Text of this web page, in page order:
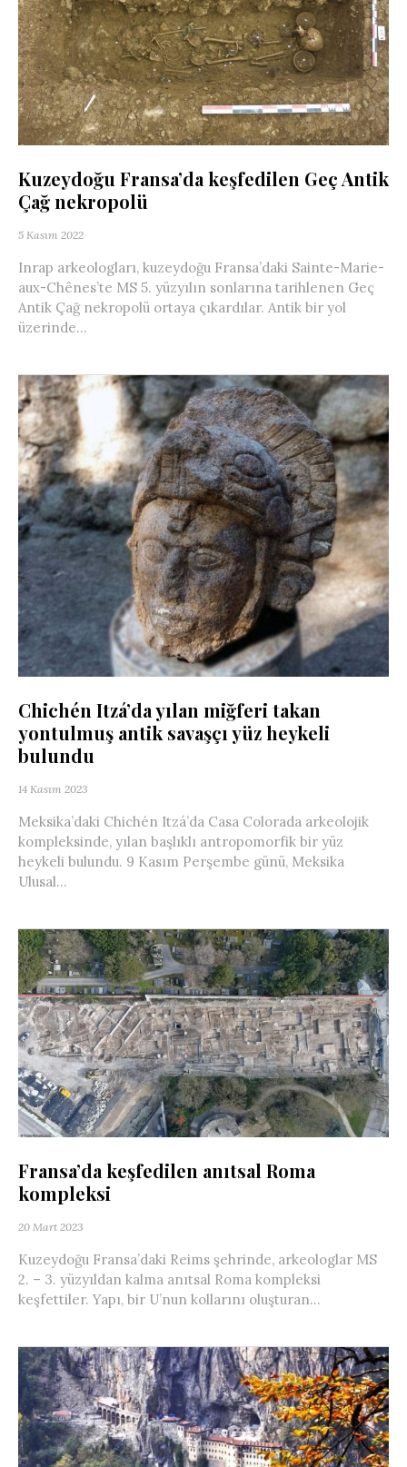
Kuzeydoğu Fransa’da keşfedilen Geç Antik
Çağ nekropolü
5 Kasım 2022
Inrap arkeologları, kuzeydoğu Fransa’daki Sainte-Marie-
aux-Chênes’te MS 5. yüzyılın sonlarına tarihlenen Geç
Antik Çağ nekropolü ortaya çıkardılar. Antik bir yol
üzerinde...
Chichén Itzá’da yılan miğferi takan
yontulmuş antik savaşçı yüz heykeli
bulundu
14 Kasım 2023
Meksika’daki Chichén Itzá’da Casa Colorada arkeolojik
kompleksinde, yılan başlıklı antropomorfik bir yüz
heykeli bulundu. 9 Kasım Perşembe günü, Meksika
Ulusal...
Fransa’da keşfedilen anıtsal Roma
kompleksi
20 Mart 2023
Kuzeydoğu Fransa’daki Reims şehrinde, arkeologlar MS
2. – 3. yüzyıldan kalma anıtsal Roma kompleksi
keşfettiler. Yapı, bir U’nun kollarını oluşturan...